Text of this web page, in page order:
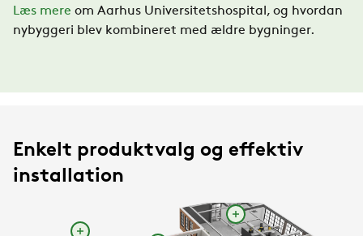
Læs mere om Aarhus Universitetshospital, og hvordan
nybyggeri blev kombineret med ældre bygninger.
Enkelt produktvalg og effektiv
installation